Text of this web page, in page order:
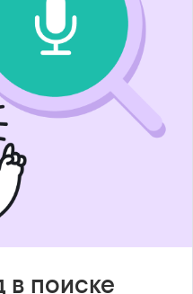
в поиске